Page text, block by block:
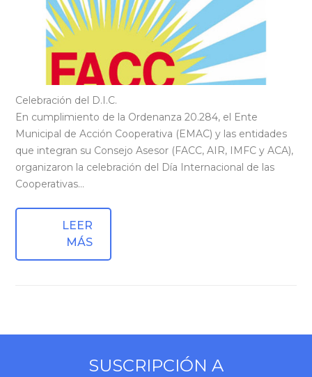
Celebración del D.I.C.
En cumplimiento de la Ordenanza 20.284, el Ente
Municipal de Acción Cooperativa (EMAC) y las entidades
que integran su Consejo Asesor (FACC, AIR, IMFC y ACA),
organizaron la celebración del Día Internacional de las
Cooperativas…
LEER
MÁS
SUSCRIPCIÓN A